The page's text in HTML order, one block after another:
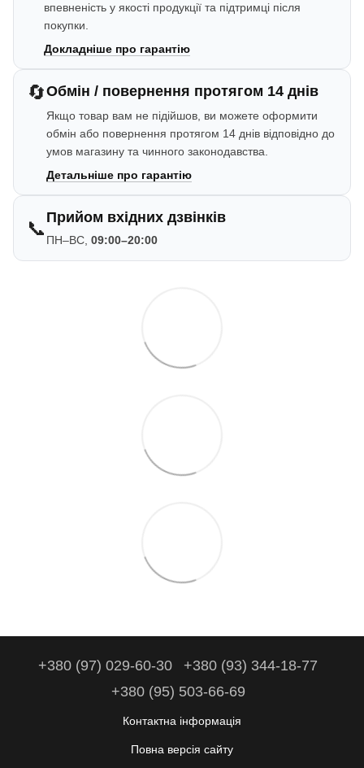
впевненість у якості продукції та підтримці після
покупки.
Докладніше про гарантію
🔄Обмін / повернення протягом 14 днів
Якщо товар вам не підійшов, ви можете оформити
обмін або повернення протягом 14 днів відповідно до
умов магазину та чинного законодавства.
Детальніше про гарантію
📞 Прийом вхідних дзвінків
ПН–ВС, 09:00–20:00
+380 (97) 029-60-30
+380 (93) 344-18-77
+380 (95) 503-66-69
Контактна інформація
Повна версія сайту